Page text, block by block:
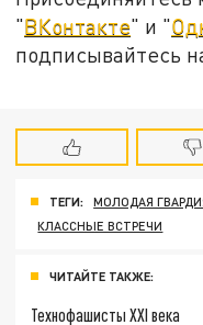
"ВКонтакте" и "
подписывайтесь
ТЕГИ:
МОЛОДАЯ
КЛАССНЫЕ ВСТРЕЧИ
ЧИТАЙТЕ ТАКЖЕ:
Технофашисты XXI века